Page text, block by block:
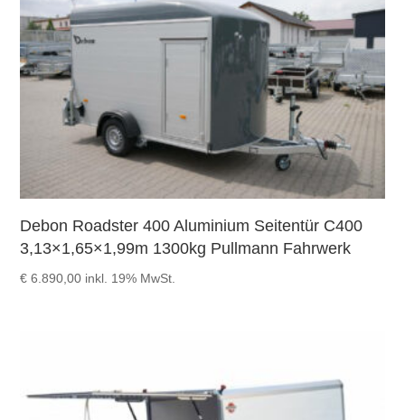
Debon Roadster 400 Aluminium Seitentür C400
3,13×1,65×1,99m 1300kg Pullmann Fahrwerk
€ 6.890,00 inkl. 19% MwSt.